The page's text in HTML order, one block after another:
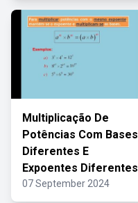
Multiplicação De
Potências Com Bases
Diferentes E
Expoentes Diferentes
07 September 2024